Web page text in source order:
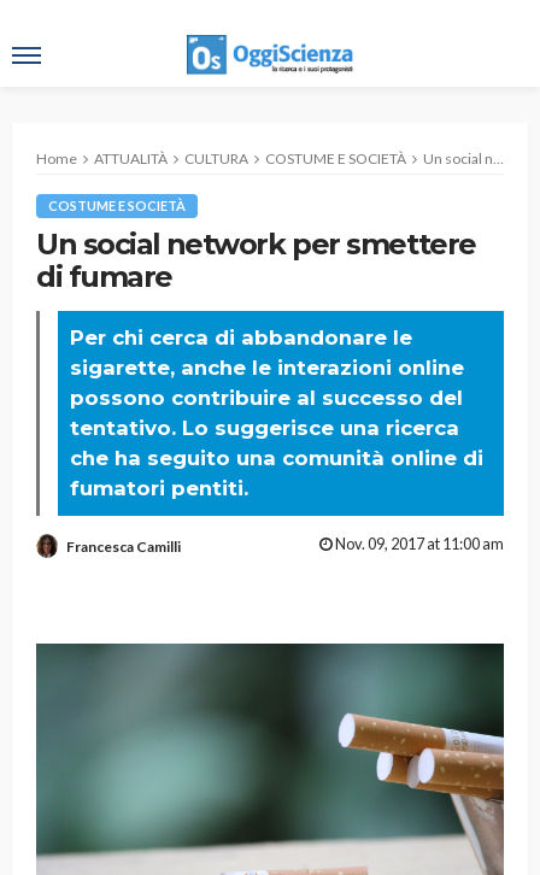
Home ATTUALITÀ CULTURA COSTUME E SOCIETÀ Un social network per smettere di fumare
COSTUME E SOCIETÀ
Un social network per smettere
di fumare
Per chi cerca di abbandonare le
sigarette, anche le interazioni online
possono contribuire al successo del
tentativo. Lo suggerisce una ricerca
che ha seguito una comunità online di
fumatori pentiti.
Francesca Camilli Nov. 09, 2017 at 11:00 am